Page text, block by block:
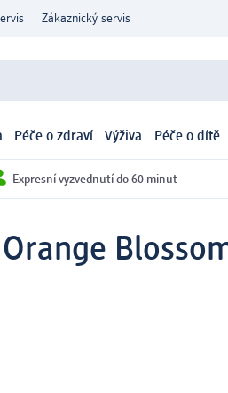
Zákaznický servis
Péče o zdraví Výživa Péče o dítě
Expresní vyzvednutí do 60 minut